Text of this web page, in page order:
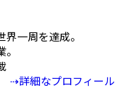
一周を達成。
⇢詳細なプロフィール